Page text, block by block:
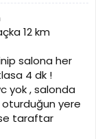
12 km
salona her
4 dk !
yok , salonda
yere
taraftar